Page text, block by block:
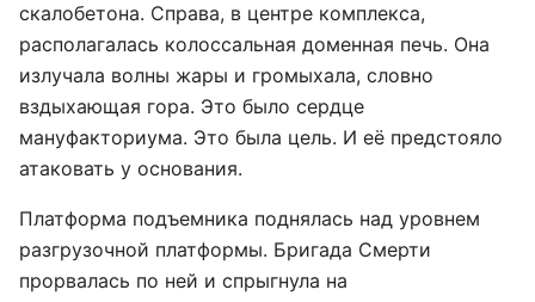
скалобетона. Справа, в центре комплекса,
располагалась колоссальная доменная печь. Она
излучала волны жары и громыхала, словно
вздыхающая гора. Это было сердце
мануфакториума. Это была цель. И её предстояло
атаковать у основания.
Платформа подъемника поднялась над уровнем
разгрузочной платформы. Бригада Смерти
прорвалась по ней и спрыгнула на